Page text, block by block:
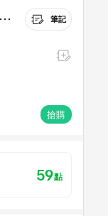
筆記
搶購
59點